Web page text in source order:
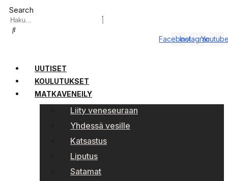
Search
FacebookInstagram
UUTISET
KOULUTUKSET
MATKAVENEILY
Liity veneseuraan
Yhdessä vesille
Katsastus
Liputus
Satamat